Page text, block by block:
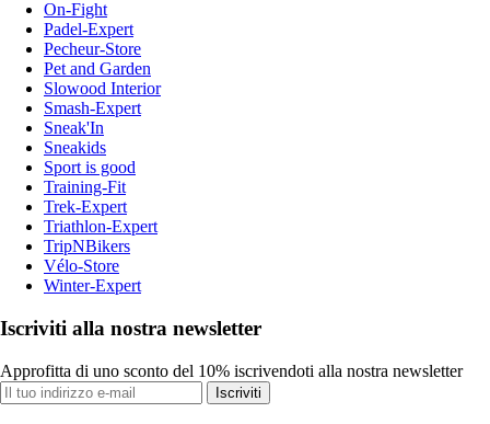
On-Fight
Padel-Expert
Pecheur-Store
Pet and Garden
Slowood Interior
Smash-Expert
Sneak'In
Sneakids
Sport is good
Training-Fit
Trek-Expert
Triathlon-Expert
TripNBikers
Vélo-Store
Winter-Expert
Iscriviti alla nostra newsletter
Approfitta di uno sconto del 10% iscrivendoti alla nostra newsletter
Iscriviti